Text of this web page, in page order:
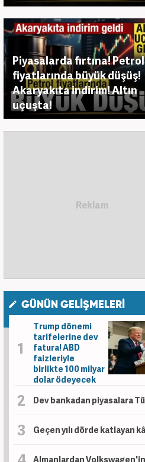
Piyasalarda fırtına! Petrol
fiyatlarında büyük düşüş!
Akaryakıta indirim! Altın
uçuşta!
GÜNÜN GELİŞMELERİ
Trump dönemi
tarifelerine dev
fatura! ABD
faizleriyle
birlikte 100 milyar
dolar ödeyecek